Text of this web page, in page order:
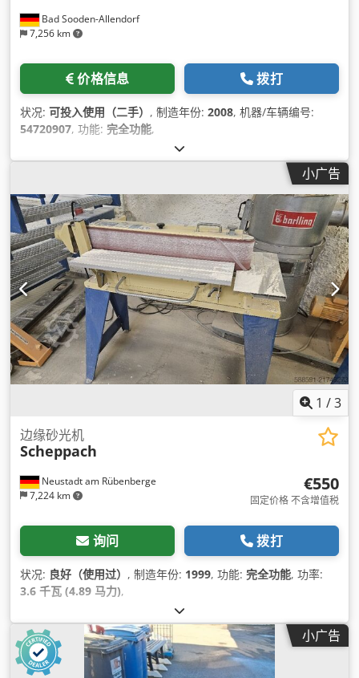
Bad Sooden-Allendorf
7,256 km
价格信息 拨打
状况: 可投入使用（二手） , 制造年份: 2008, 机器/车辆编号:
54720907, 功能: 完全功能,
小广告
1 /3
Neustadt am Rübenberge
7,224 km
边缘砂光机
Scheppach
€550
固定价格 不含增值税
询问 拨打
状况: 良好（使用过） , 制造年份: 1999, 功能: 完全功能, 功率:
3.6 千瓦 (4.89 马力),
小广告